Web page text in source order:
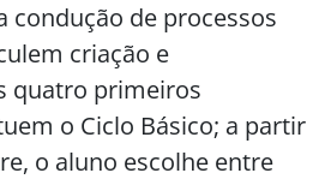
condução de processos
criação e
quatro primeiros
o Ciclo Básico; a partir
o aluno escolhe entre